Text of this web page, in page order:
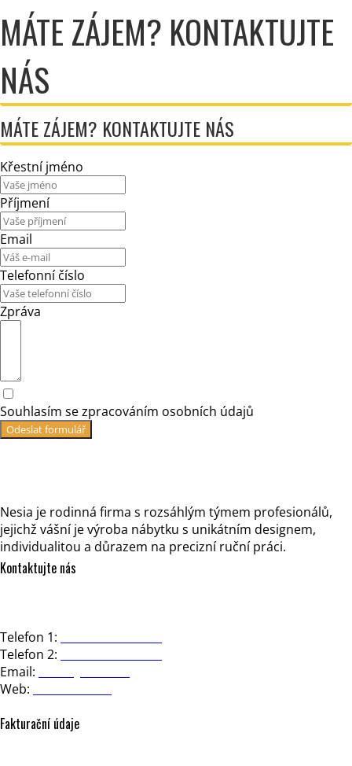
MÁTE ZÁJEM? KONTAKTUJTE
NÁS
MÁTE ZÁJEM? KONTAKTUJTE NÁS
Křestní jméno
Příjmení
Email
Telefonní číslo
Zpráva
Souhlasím se zpracováním osobních údajů
Odeslat formulář
Nesia je rodinná firma s rozsáhlým týmem profesionálů,
jejichž vášní je výroba nábytku s unikátním designem,
individualitou a důrazem na precizní ruční práci.
Kontaktujte nás
Telefon 1:
Telefon 2:
Email:
Web:
Fakturační údaje